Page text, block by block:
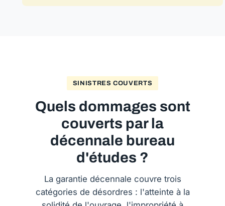
SINISTRES COUVERTS
Quels dommages sont
couverts par la
décennale bureau
d'études ?
La garantie décennale couvre trois
catégories de désordres : l'atteinte à la